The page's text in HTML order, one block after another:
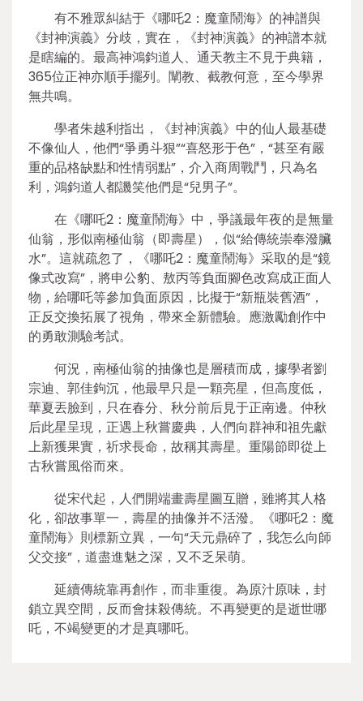
有不雅眾糾結于《哪吒2：魔童鬧海》的神譜與
《封神演義》分歧，實在，《封神演義》的神譜本就
是瞎編的。最高神鴻鈞道人、通天教主不見于典籍，
365位正神亦順手擺列。闡教、截教何意，至今學界
無共鳴。
學者朱越利指出，《封神演義》中的仙人最基礎
不像仙人，他們“爭勇斗狠”“喜怒形于色”，“甚至有嚴
重的品格缺點和性情弱點”，介入商周戰鬥，只為名
利，鴻鈞道人都譏笑他們是“兒男子”。
在《哪吒2：魔童鬧海》中，爭議最年夜的是無量
仙翁，形似南極仙翁（即壽星），似“給傳統崇奉潑臟
水”。這就疏忽了，《哪吒2：魔童鬧海》采取的是“鏡
像式改寫”，將申公豹、敖丙等負面腳色改寫成正面人
物，給哪吒等參加負面原因，比擬于“新瓶裝舊酒”，
正反交換拓展了視角，帶來全新體驗。應激勵創作中
的勇敢測驗考試。
何況，南極仙翁的抽像也是層積而成，據學者劉
宗迪、郭佳鉤沉，他最早只是一顆亮星，但高度低，
華夏丟臉到，只在春分、秋分前后見于正南邊。仲秋
后此星呈現，正遇上秋嘗慶典，人們向群神和祖先獻
上新獲果實，祈求長命，故稱其壽星。重陽節即從上
古秋嘗風俗而來。
從宋代起，人們開端畫壽星圖互贈，雖將其人格
化，卻故事單一，壽星的抽像并不活潑。《哪吒2：魔
童鬧海》則標新立異，一句“天元鼎碎了，我怎么向師
父交接”，道盡進魅之深，又不乏呆萌。
延續傳統靠再創作，而非重復。為原汁原味，封
鎖立異空間，反而會抹殺傳統。不再變更的是逝世哪
吒，不竭變更的才是真哪吒。